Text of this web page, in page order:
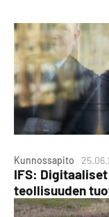
Kunnossapito
IFS:
teollisuuden